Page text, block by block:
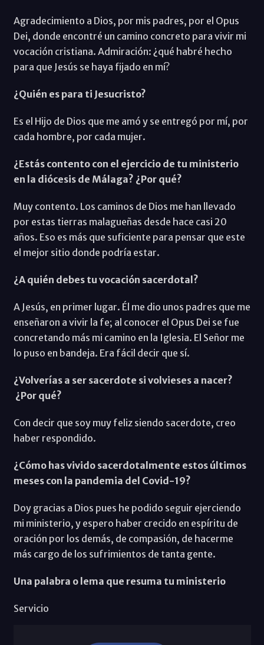
Agradecimiento a Dios, por mis padres, por el Opus
Dei, donde encontré un camino concreto para vivir mi
vocación cristiana. Admiración: ¿qué habré hecho
para que Jesús se haya fijado en mí?
¿Quién es para ti Jesucristo?
Es el Hijo de Dios que me amó y se entregó por mí, por
cada hombre, por cada mujer.
¿Estás contento con el ejercicio de tu ministerio
en la diócesis de Málaga? ¿Por qué?
Muy contento. Los caminos de Dios me han llevado
por estas tierras malagueñas desde hace casi 20
años. Eso es más que suficiente para pensar que este
el mejor sitio donde podría estar.
¿A quién debes tu vocación sacerdotal?
A Jesús, en primer lugar. Él me dio unos padres que me
enseñaron a vivir la fe; al conocer el Opus Dei se fue
concretando más mi camino en la Iglesia. El Señor me
lo puso en bandeja. Era fácil decir que sí.
¿Volverías a ser sacerdote si volvieses a nacer?
¿Por qué?
Con decir que soy muy feliz siendo sacerdote, creo
haber respondido.
¿Cómo has vivido sacerdotalmente estos últimos
meses con la pandemia del Covid-19?
Doy gracias a Dios pues he podido seguir ejerciendo
mi ministerio, y espero haber crecido en espíritu de
oración por los demás, de compasión, de hacerme
más cargo de los sufrimientos de tanta gente.
Una palabra o lema que resuma tu ministerio
Servicio